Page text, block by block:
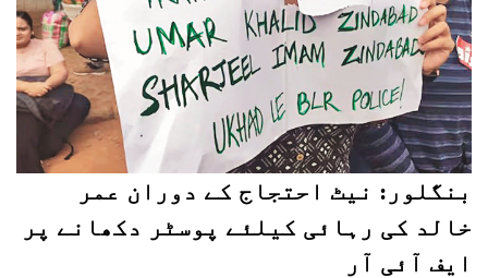
بنگلور: نیٹ احتجاج کے دوران عمر
خالد کی رہائی کیلئے پوسٹر دکھانے پر
ایف آئی آر